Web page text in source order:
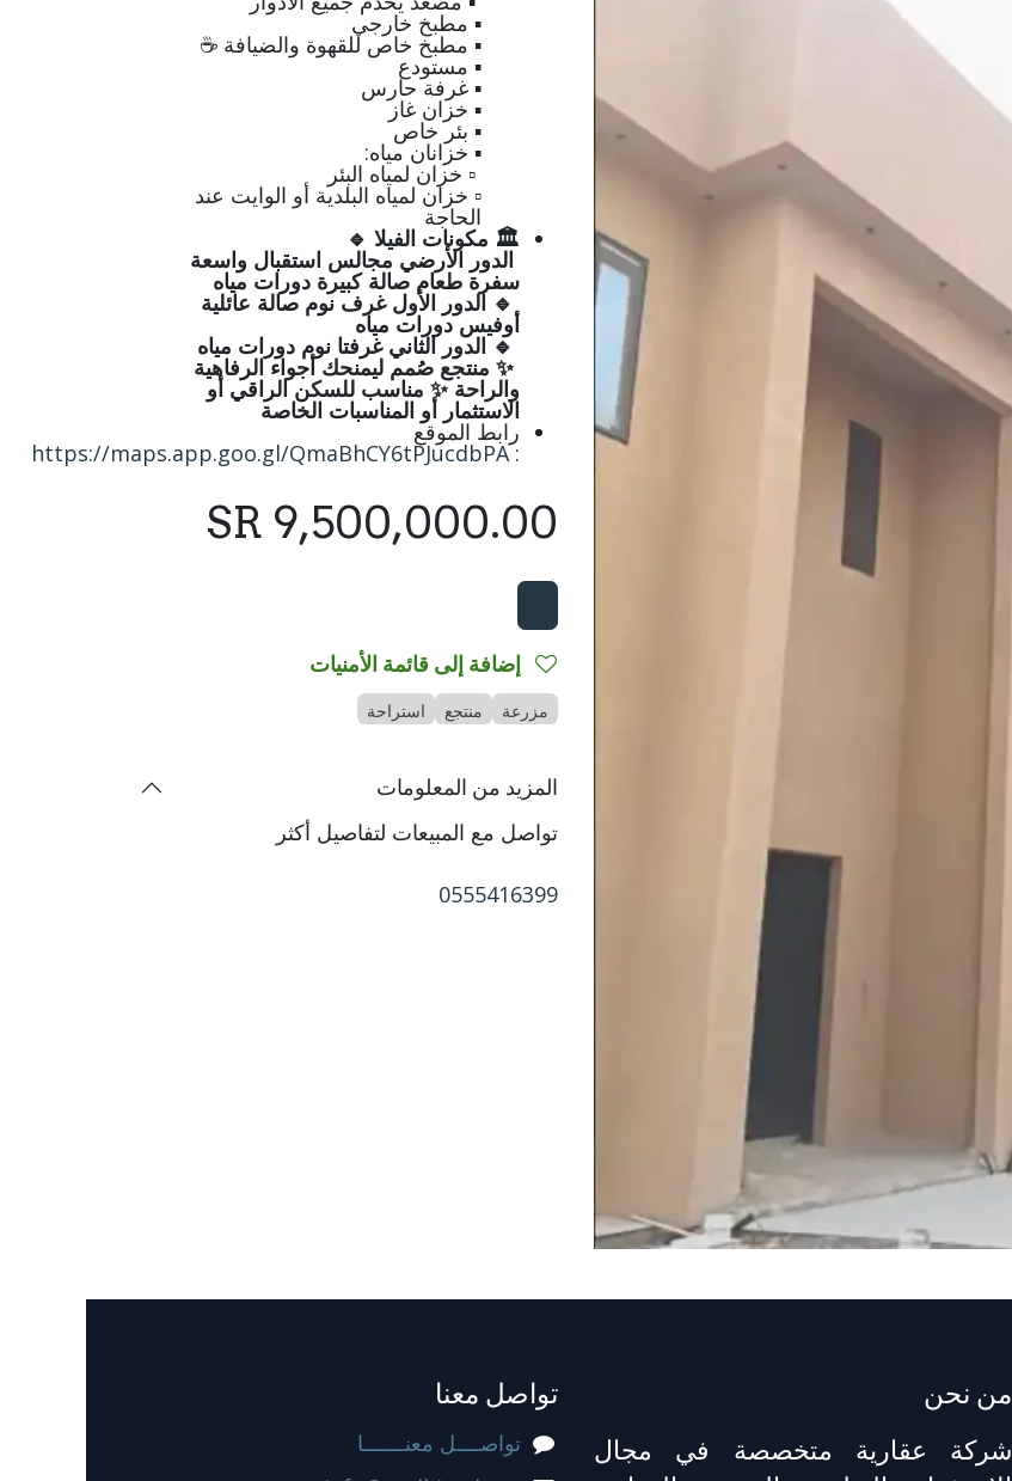
▪️ مطبخ خارجي
▪️ مطبخ خاص للقهوة والضيافة ☕
▪️ مستودع
▪️ غرفة حارس
▪️ خزان غاز
▪️ بئر خاص
▪️ خزانان مياه:
▫️ خزان لمياه البئر
▫️ خزان لمياه البلدية أو الوايت عند
الحاجة
🏛 مكونات الفيلا 🔹
الدور الأرضي مجالس استقبال واسعة
سفرة طعام صالة كبيرة دورات مياه
🔹 الدور الأول غرف نوم صالة عائلية
أوفيس دورات مياه
🔹 الدور الثاني غرفتا نوم دورات مياه
✨ منتجع صُمم ليمنحك أجواء الرفاهية
والراحة ✨ مناسب للسكن الراقي أو
الاستثمار أو المناسبات الخاصة
رابط الموقع
:
https://maps.app.goo.gl/QmaBhCY6tPJucdbPA
9,500,000.00
مزرعة منتجع استراحة
المزيد من المعلومات
تواصل مع المبيعات لتفاصيل أكثر
0555416399
من نحن
شركة عقارية متخصصة في مجال
تواصل معنا
تواصــــل معنـــــــا